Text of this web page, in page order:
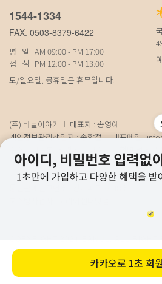
1544-1334
FAX. 0503-8379-6422
평 일 : AM 09:00 - PM 17:00
점 심 : PM 12:00 - PM 13:00
토/일요일, 공휴일은 휴무입니다.
(주) 바늘이야기
대표자 : 송영예
개인정보관리책임자 : 송학철
대표메일 :
대문구 연희로11가길 15 (물류) 경기도 파주시
사업자번호 : 674-88-00100[사업자정보확인]
COPYRIGHT 2021 BANUL. ALL RIGHT
카카오로 1초 회